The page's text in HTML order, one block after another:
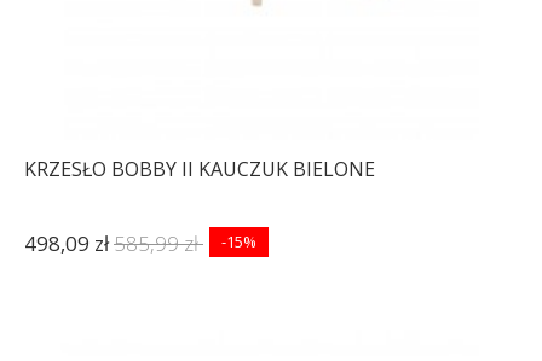
KRZESŁO BOBBY II KAUCZUK BIELONE
498,09 zł585,99 zł -15%